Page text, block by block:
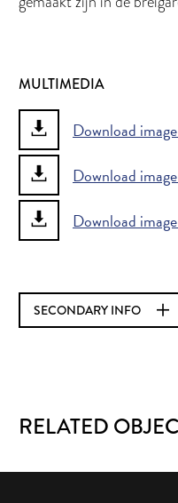
MULTIMEDIA
Download
Download
Download
SECONDARY INFO
RELATED